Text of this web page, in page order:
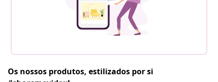
Os nossos produtos, estilizados por si